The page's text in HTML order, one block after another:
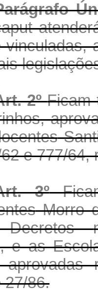
2ºFicam
e 777/64,
3º
Morro
Decretos
e as
86.